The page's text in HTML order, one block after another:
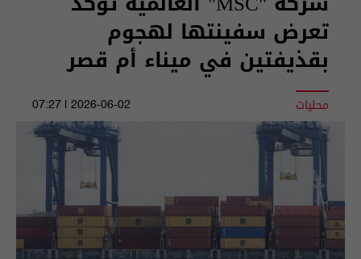
تعرض سفينتها لهجوم
بقذيفتين في ميناء أم قصر
محليات 2026-06-02 | 07:27